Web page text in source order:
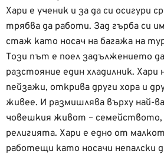
Хари е ученик и за да си осигури
трябва да работи. Зад гърба си
стаж като носач на багажа на
Този път е поел задължението
разстояние един хладилник. Хари
пейзажи, открива други хора и
живее. И размишлява върху най-
човешкия живот – семейството,
религията. Хари е едно от
работещи като носачи непалски